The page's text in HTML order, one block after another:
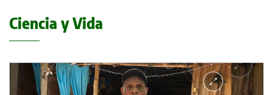
Ciencia y Vida